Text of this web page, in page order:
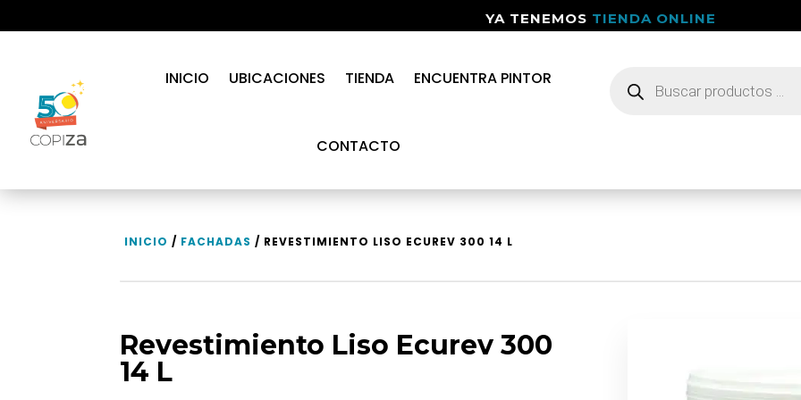
YA TENEMOS TIENDA ONLINE
INICIO UBICACIONES TIENDA ENCUENTRA PINTOR
CONTACTO
productos
INICIO / FACHADAS / REVESTIMIENTO LISO ECUREV 300 14 L
Revestimiento Liso Ecurev 300
14 L